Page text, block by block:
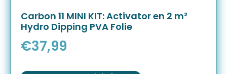
Carbon 11 MINI KIT: Activator en 2 m²
Hydro Dipping PVA Folie
€37,99